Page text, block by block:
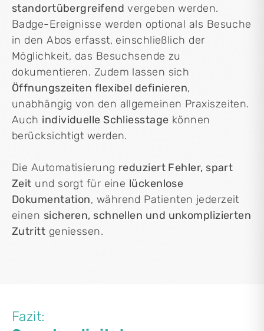
standortübergreifend vergeben werden.
Badge-Ereignisse werden optional als Besuche
in den Abos erfasst, einschließlich der
Möglichkeit, das Besuchsende zu
dokumentieren. Zudem lassen sich
Öffnungszeiten flexibel definieren,
unabhängig von den allgemeinen Praxiszeiten.
Auch individuelle Schliesstage können
berücksichtigt werden.
Die Automatisierung reduziert Fehler, spart
Zeit und sorgt für eine lückenlose
Dokumentation, während Patienten jederzeit
einen sicheren, schnellen und unkomplizierten
Zutritt geniessen.
Fazit: